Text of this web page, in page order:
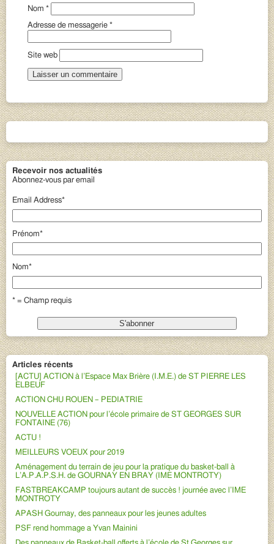
Nom *
Adresse de messagerie *
Site web
Recevoir nos actualités
Abonnez-vous par email
Email Address*
Prénom*
Nom*
* = Champ requis
Articles récents
[ACTU] ACTION à l’Espace Max Brière (I.M.E.) de ST PIERRE LES
ELBEUF
ACTION CHU ROUEN – PEDIATRIE
NOUVELLE ACTION pour l’école primaire de ST GEORGES SUR
FONTAINE (76)
ACTU !
MEILLEURS VOEUX pour 2019
Aménagement du terrain de jeu pour la pratique du basket-ball à
L’A.P.A.P.S.H. de GOURNAY EN BRAY (IME MONTROTY)
FASTBREAKCAMP toujours autant de succès ! journée avec l’IME
MONTROTY
APASH Gournay, des panneaux pour les jeunes adultes
PSF rend hommage a Yvan Mainini